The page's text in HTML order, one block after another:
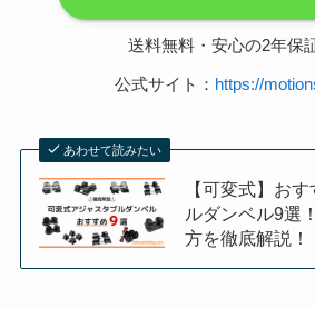
送料無料・安心の2年保
公式サイト： https://
あわせて読みたい
【可変式】お
ルダンベル9選
方を徹底解説！